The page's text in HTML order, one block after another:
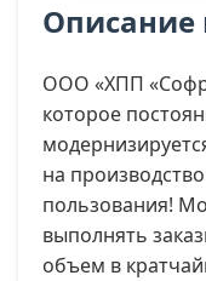
ООО «ХПП
которое
на
пользования!
выполнять
объем в